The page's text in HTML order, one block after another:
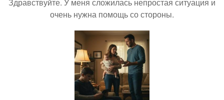
очень нужна помощь со стороны.